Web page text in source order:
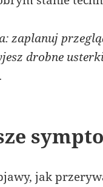
zaplanuj
drobne
jak